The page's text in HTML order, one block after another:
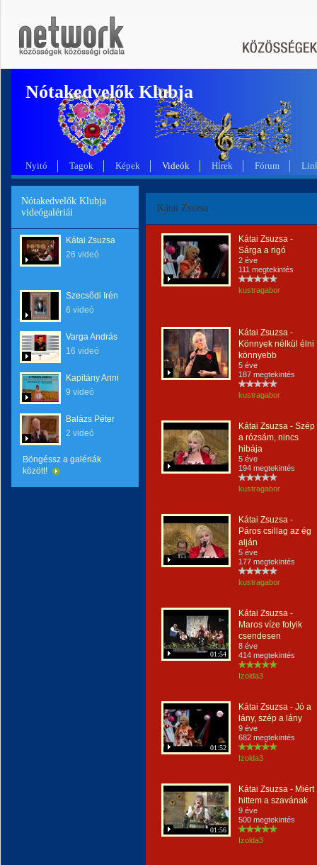
Nótakedvelők Klubja
Nyitó Tagok Képek Videók Hírek Fórum
Nótakedvelők Klubja
videógalériái
Kátai Zsuzsa
26 videó
Szecsődi Irén
6 videó
Varga András
16 videó
Kapitány Anni
9 videó
Balázs Péter
2 videó
Böngéssz a galériák
között!
Kátai Zsuzsa
Kátai Zsuzsa -
Sárga a rigó
2 éve
111 megtekintés
kustragabor
Kátai Zsuzsa -
Könnyek nélkül élni
könnyebb
5 éve
187 megtekintés
kustragabor
Kátai Zsuzsa - Szép
a rózsám, nincs
hibája
5 éve
194 megtekintés
kustragabor
Kátai Zsuzsa -
Páros csillag az ég
alján
5 éve
177 megtekintés
kustragabor
01:54
Kátai Zsuzsa -
Maros víze folyik
csendesen
8 éve
414 megtekintés
Izolda3
01:52
Kátai Zsuzsa - Jó a
lány, szép a lány
9 éve
682 megtekintés
Izolda3
01:56
Kátai Zsuzsa - Miért
hittem a szavának
9 éve
500 megtekintés
Izolda3